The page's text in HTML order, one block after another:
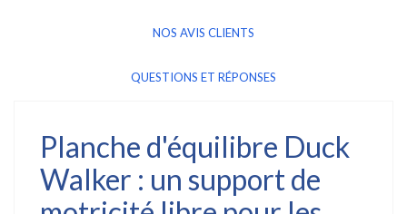
NOS AVIS CLIENTS
QUESTIONS ET RÉPONSES
Planche d'équilibre Duck
Walker : un support de